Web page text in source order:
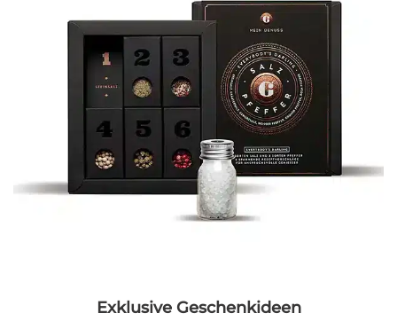
Exklusive Geschenkideen